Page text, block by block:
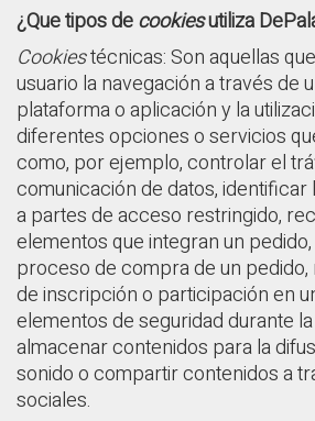
¿Que tipos decookiesutiliza
Cookiestécnicas: Son aquellas
usuario la navegación a través de
plataforma o aplicación y la
diferentes opciones o servicios
como, por ejemplo, controlar el
comunicación de datos,
a partes de acceso restringido,
elementos que integran un
proceso de compra de un pedido,
de inscripción o participación en
elementos de seguridad durante
almacenar contenidos para la
sonido o compartir contenidos a
sociales.